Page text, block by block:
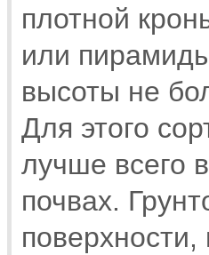
плотной
или
высоты не
Для этого
лучше всего
почвах.